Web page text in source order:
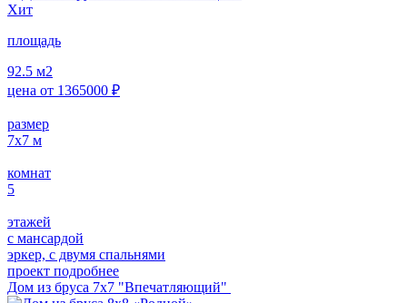
Хит
площадь
92.5 м2
цена от 1365000 ₽
размер
7х7 м
комнат
5
этажей
с мансардой
эркер, с двумя спальнями
проект подробнее
Дом из бруса 7х7 "Впечатляющий"